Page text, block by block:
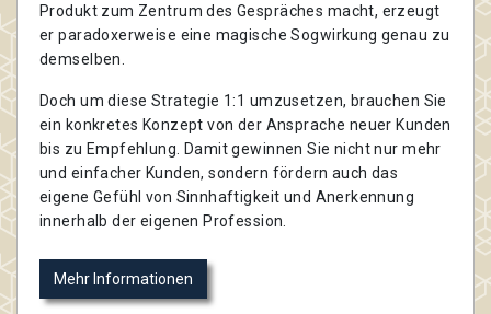
Produkt zum Zentrum des Gespräches macht, erzeugt
er paradoxerweise eine magische Sogwirkung genau zu
demselben.
Doch um diese Strategie 1:1 umzusetzen, brauchen Sie
ein konkretes Konzept von der Ansprache neuer Kunden
bis zu Empfehlung. Damit gewinnen Sie nicht nur mehr
und einfacher Kunden, sondern fördern auch das
eigene Gefühl von Sinnhaftigkeit und Anerkennung
innerhalb der eigenen Profession.
Mehr Informationen